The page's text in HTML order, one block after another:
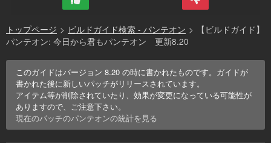
トップページ > ビルドガイド検索 - パンテオン >
【ビルドガイド】
パンテオン: 今日から君もパンテオン 更新8.20
このガイドはバージョン8.20 の時に書かれたものです。ガイドが
書かれた後に新しいパッチがリリースされています。
アイテム等が削除されていたり、効果が変更になっている可能性が
ありますので、ご注意下さい。
現在のパッチのパンテオンの統計を見る